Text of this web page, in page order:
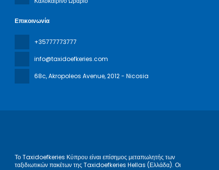
Επικοινωνία
+35777773777
info@taxidoefkeries.com
68c, Akropoleos Avenue, 2012 - Nicosia
Το Taxidoefkeries Κύπρου είναι επίσημος μεταπωλητής των
ταξιδιωτικών πακέτων της Taxidoefkeries Hellas (Ελλάδα). Οι